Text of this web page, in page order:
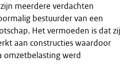
meerdere verdachten
bestuurder van een
Het vermoeden is dat zij
aan constructies waardoor
omzetbelasting werd